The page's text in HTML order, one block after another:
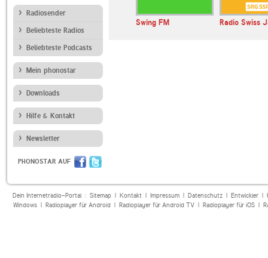
Radiosender
Beliebteste Radios
Beliebteste Podcasts
Mein phonostar
Downloads
Hilfe & Kontakt
Newsletter
PHONOSTAR AUF
Swing FM Radio Swiss
Dein Internetradio-Portal : Sitemap| Kontakt| Impressum| Datenschutz| Entwickler|
Windows| Radioplayer für Android| Radioplayer für Android TV| Radioplayer für iOS|